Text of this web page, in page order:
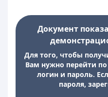
Документ
Для того, чтобы
Вам нужно перейти
логин и пароль.
пароля,